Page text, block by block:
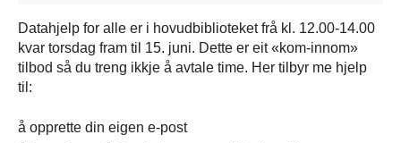
Datahjelp for alle er i hovudbiblioteket frå kl. 12.00-14.00
kvar torsdag fram til 15. juni. Dette er eit «kom-innom»
tilbod så du treng ikkje å avtale time. Her tilbyr me hjelp
til:
å opprette din eigen e-post